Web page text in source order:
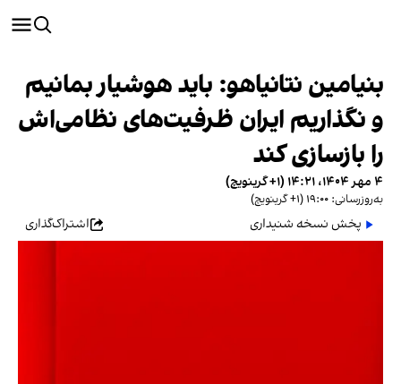
بنیامین نتانیاهو: باید هوشیار بمانیم
و نگذاریم ایران ظرفیت‌های نظامی‌اش
را بازسازی کند
۴ مهر ۱۴۰۴، ۱۴:۲۱ (‎+۱ گرینویچ)
به‌روزرسانی: ۱۹:۰۰ (‎+۱ گرینویچ)
پخش نسخه شنیداری اشتراک‌گذاری